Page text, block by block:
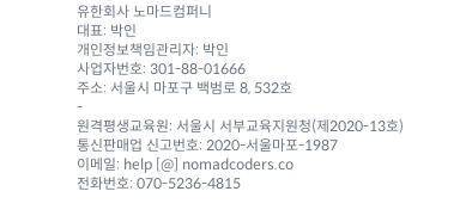
유한회사 노마드컴퍼니
대표: 박인
개인정보책임관리자: 박인
사업자번호: 301-88-01666
주소: 서울시 마포구 백범로 8, 532호
-
원격평생교육원: 서울시 서부교육지원청(제2020-13호)
통신판매업 신고번호: 2020-서울마포-1987
이메일: help [@] nomadcoders.co
전화번호: 070-5236-4815